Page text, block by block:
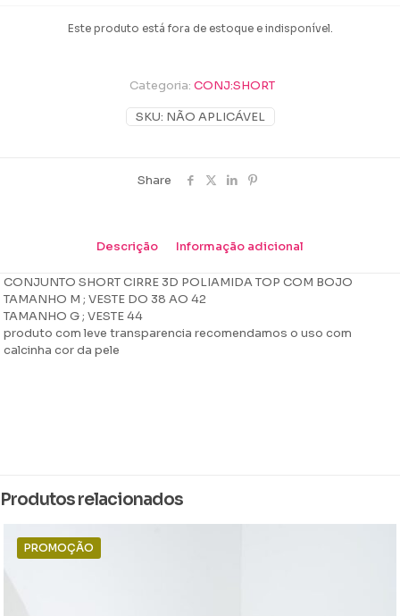
Este produto está fora de estoque e indisponível.
SKU: NÃO APLICÁVEL
Categoria: CONJ:SHORT
Share
Descrição Informação adicional
CONJUNTO SHORT CIRRE 3D POLIAMIDA TOP COM BOJO
TAMANHO M ; VESTE DO 38 AO 42
TAMANHO G ; VESTE 44
produto com leve transparencia recomendamos o uso com
calcinha cor da pele
Cor
Açai, Azul, AZUL INDIRA, Pink, Rose, Roxo, Verde, Verde Bandeira,
verde menta, Vermelho, Vinho
Produtos relacionados
PROMOÇÃO